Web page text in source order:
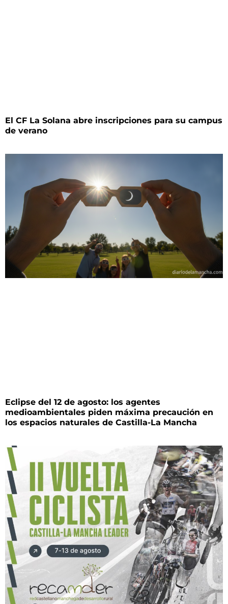
El CF La Solana abre inscripciones para su campus
de verano
Eclipse del 12 de agosto: los agentes
medioambientales piden máxima precaución en
los espacios naturales de Castilla-La Mancha